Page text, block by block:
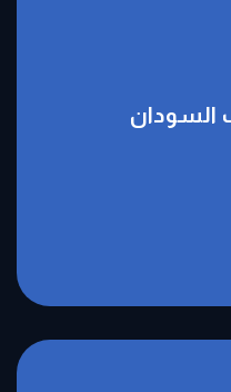
السودان